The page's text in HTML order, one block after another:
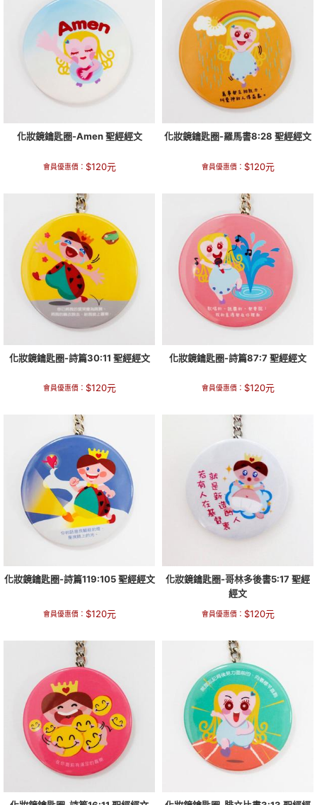
化妝鏡鑰匙圈-Amen 聖經經文
會員優惠價： $120元
化妝鏡鑰匙圈-羅馬書8:28 聖經經文
會員優惠價： $120元
化妝鏡鑰匙圈-詩篇30:11 聖經經文
會員優惠價： $120元
化妝鏡鑰匙圈-詩篇87:7 聖經經文
會員優惠價： $120元
化妝鏡鑰匙圈-詩篇119:105 聖經經文
會員優惠價： $120元
化妝鏡鑰匙圈-哥林多後書5:17 聖經
經文
會員優惠價： $120元